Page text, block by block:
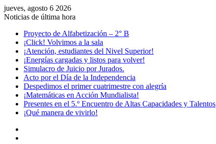
jueves, agosto 6 2026
Noticias de última hora
Proyecto de Alfabetización – 2° B
¡Click! Volvimos a la sala
¡Atención, estudiantes del Nivel Superior!
¡Energías cargadas y listos para volver!
Simulacro de Juicio por Jurados.
Acto por el Día de la Independencia
Despedimos el primer cuatrimestre con alegría
¡Matemáticas en Acción Mundialista!
Presentes en el 5.º Encuentro de Altas Capacidades y Talentos
¡Qué manera de vivirlo!